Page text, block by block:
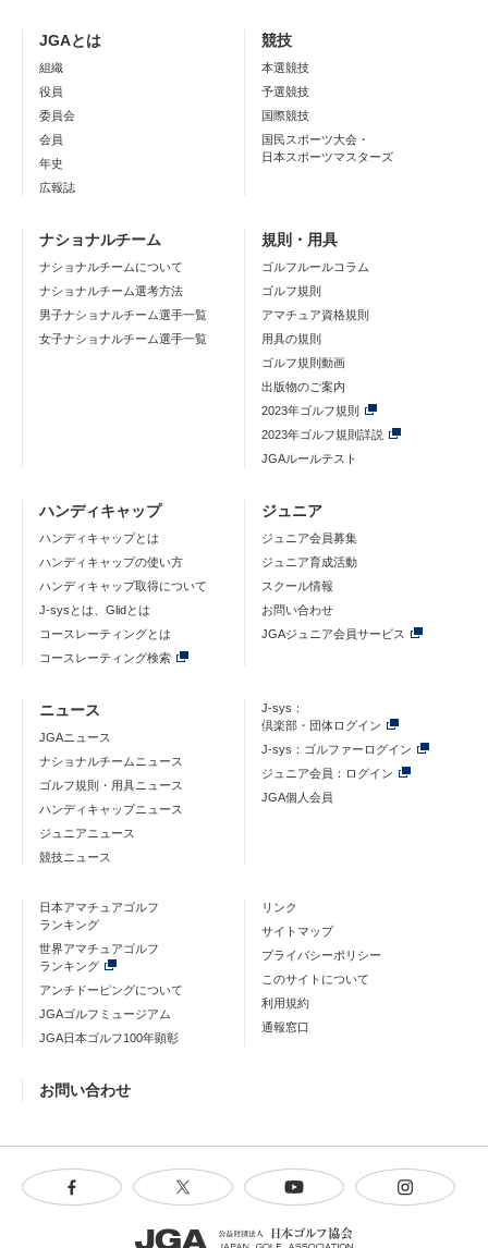
JGAとは
組織
役員
委員会
会員
年史
広報誌
競技
本選競技
予選競技
国際競技
国民スポーツ大会・
日本スポーツマスターズ
ナショナルチーム
ナショナルチームについて
ナショナルチーム選考方法
男子ナショナルチーム選手一覧
女子ナショナルチーム選手一覧
規則・用具
ゴルフルールコラム
ゴルフ規則
アマチュア資格規則
用具の規則
ゴルフ規則動画
出版物のご案内
2023年ゴルフ規則
2023年ゴルフ規則詳説
JGAルールテスト
ハンディキャップ
ハンディキャップとは
ハンディキャップの使い方
ハンディキャップ取得について
J-sysとは、Glidとは
コースレーティングとは
コースレーティング検索
ジュニア
ジュニア会員募集
ジュニア育成活動
スクール情報
お問い合わせ
JGAジュニア会員サービス
ニュース
JGAニュース
ナショナルチームニュース
ゴルフ規則・用具ニュース
ハンディキャップニュース
ジュニアニュース
競技ニュース
J-sys：
倶楽部・団体ログイン
J-sys：ゴルファーログイン
ジュニア会員：ログイン
JGA個人会員
日本アマチュアゴルフ
ランキング
世界アマチュアゴルフ
ランキング
アンチドーピングについて
JGAゴルフミュージアム
JGA日本ゴルフ100年顕彰
リンク
サイトマップ
プライバシーポリシー
このサイトについて
利用規約
通報窓口
お問い合わせ